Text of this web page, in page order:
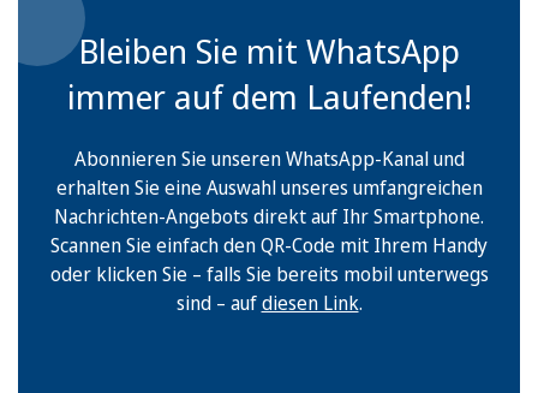
Bleiben Sie mit WhatsApp
immer auf dem Laufenden!
Abonnieren Sie unseren WhatsApp-Kanal und
erhalten Sie eine Auswahl unseres umfangreichen
Nachrichten-Angebots direkt auf Ihr Smartphone.
Scannen Sie einfach den QR-Code mit Ihrem Handy
oder klicken Sie – falls Sie bereits mobil unterwegs
sind – aufdiesen Link.